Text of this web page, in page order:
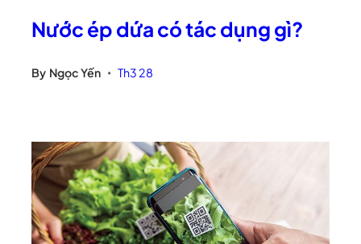
Nước ép dứa có tác dụng gì?
By Ngọc Yến • Th3 28